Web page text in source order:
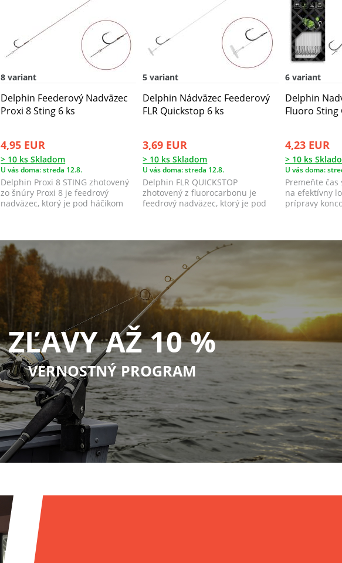
8 variant
Delphin Feederový Nadväzec
Proxi 8 Sting 6 ks
4,95 EUR
> 10 ks Skladom
U vás doma: streda 12.8.
Delphin Proxi 8 STING zhotovený
zo šnúry Proxi 8 je feedrový
nadväzec, ktorý je pod háčikom
5 variant
Delphin Nádväzec Feederový
FLR Quickstop 6 ks
3,69 EUR
> 10 ks Skladom
U vás doma: streda 12.8.
Delphin FLR QUICKSTOP
zhotovený z fluorocarbonu je
feedrový nadväzec, ktorý je pod
6 variant
Delphin
Fluoro Sting
4,23 EUR
> 10 ks
U vás doma:
Premeňte
na efektívny
prípravy
ZĽAVY AŽ 10 %
VERNOSTNÝ PROGRAM